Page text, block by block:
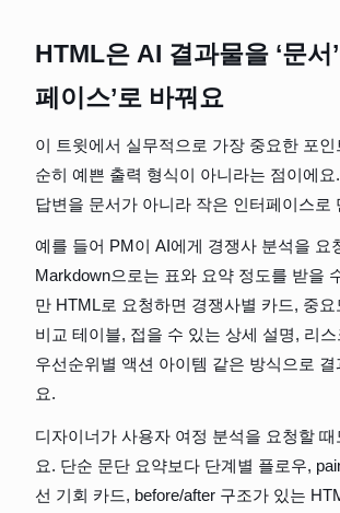
HTML은 AI 결과물을 ‘문서
페이스’로 바꿔요
이 트윗에서 실무적으로 가장 중요한 포
순히 예쁜 출력 형식이 아니라는 점이에요
답변을 문서가 아니라 작은 인터페이스로
예를 들어 PM이 AI에게 경쟁사 분석을 요
Markdown으로는 표와 요약 정도를 받을
만 HTML로 요청하면 경쟁사별 카드, 중
비교 테이블, 접을 수 있는 상세 설명, 리
우선순위별 액션 아이템 같은 방식으로 결
요.
디자이너가 사용자 여정 분석을 요청할 때
요. 단순 문단 요약보다 단계별 플로우,
선 기회 카드, before/after 구조가 있는